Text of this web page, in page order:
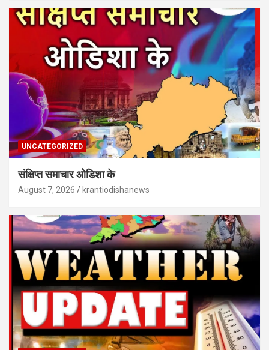
UNCATEGORIZED
संक्षिप्त समाचार ओडिशा के
August 7, 2026 krantiodishanews